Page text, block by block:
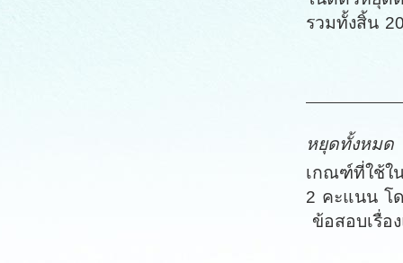
รวมทั้งสิ้น
หยุดทั้งหมด
เกณฑ์ที่ใช้ใ
2 คะแนน โ
ข้อสอบเรื่